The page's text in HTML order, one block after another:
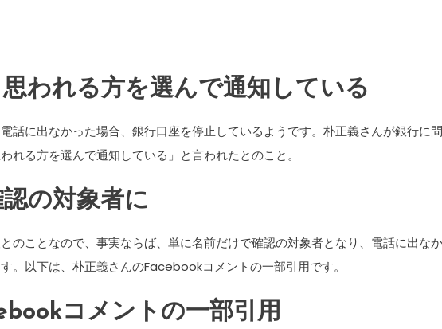
思われる方を選んで通知している
話に出なかった場合、銀行口座を停止しているようです。朴正義さんが銀行に
れる方を選んで通知している」と言われたとのこと。
の対象者に
のことなので、事実ならば、単に名前だけで確認の対象者となり、電話に出な
。以下は、朴正義さんのFacebookコメントの一部引用です。
コメントの一部引用